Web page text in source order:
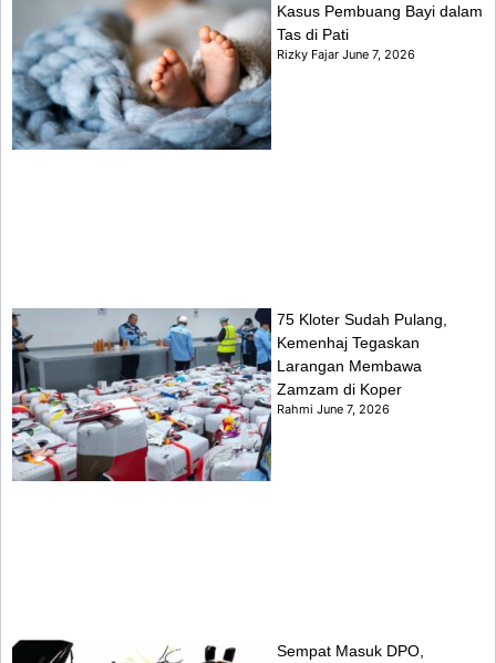
Kasus Pembuang Bayi dalam
Tas di Pati
Rizky FajarJune 7, 2026
75 Kloter Sudah Pulang,
Kemenhaj Tegaskan
Larangan Membawa
Zamzam di Koper
RahmiJune 7, 2026
Sempat Masuk DPO,